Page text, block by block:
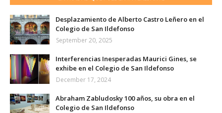
Desplazamiento de Alberto Castro Leñero en el
Colegio de San Ildefonso
September 20, 2025
Interferencias Inesperadas Maurici Gines, se
exhibe en el Colegio de San Ildefonso
December 17, 2024
Abraham Zabludosky 100 años, su obra en el
Colegio de San Ildefonso